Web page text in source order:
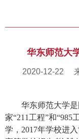
华东师范大
2020-12-22
华东师范大学
家“211 工程”和“985
学， 2017年学校进